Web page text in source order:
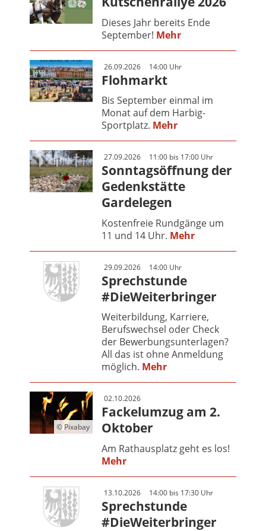
Dieses Jahr bereits Ende
September! Mehr
26.09.2026 14:00 Uhr
Flohmarkt
Bis September einmal im
Monat auf dem Harbig-
Sportplatz. Mehr
27.09.2026 11:00 bis 17:00 Uhr
Sonntagsöffnung der
Gedenkstätte
Gardelegen
Kostenfreie Rundgänge um
11 und 14 Uhr. Mehr
29.09.2026 14:00 Uhr
Sprechstunde
#DieWeiterbringer
Weiterbildung, Karriere,
Berufswechsel oder Check
der Bewerbungsunterlagen?
All das ist ohne Anmeldung
möglich. Mehr
© Pixabay
02.10.2026
Fackelumzug am 2.
Oktober
Am Rathausplatz geht es los!
Mehr
13.10.2026 14:00 bis 17:30 Uhr
Sprechstunde
#DieWeiterbringer